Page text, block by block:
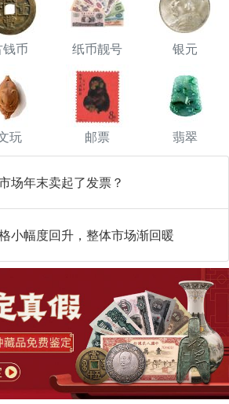
钱币 纸币靓号 银元
玩 邮票 翡翠
场年末卖起了发票？
小幅度回升，整体市场渐回暖